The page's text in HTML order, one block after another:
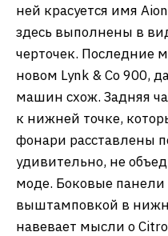
ней красуется имя
здесь выполнены в
черточек. Последние
новом Lynk & Co 900,
машин схож. Задняя
к нижней точке,
фонари расставлены
удивительно, не
моде. Боковые панели
выштамповкой в
навевает мысли о